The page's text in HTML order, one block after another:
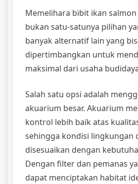
Memelihara bibit ikan
bukan satu-satunya pilihan
banyak alternatif lain yang
dipertimbangkan untuk
maksimal dari usaha
Salah satu opsi adalah
akuarium besar. Akuarium
kontrol lebih baik atas
sehingga kondisi lingkungan
disesuaikan dengan
Dengan filter dan pemanas
dapat menciptakan habitat